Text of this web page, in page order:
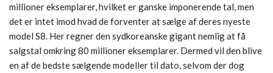
millioner eksemplarer, hvilket er ganske imponerende tal, men
det er intet imod hvad de forventer at sælge af deres nyeste
model S8. Her regner den sydkoreanske gigant nemlig at få
salgstal omkring 80 millioner eksemplarer. Dermed vil den blive
en af de bedste sælgende modeller til dato, selvom der dog